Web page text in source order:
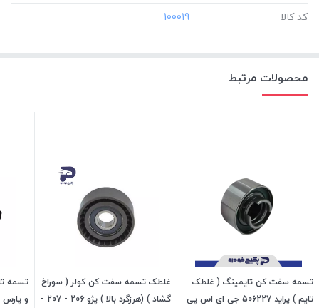
کد کالا
‎100019
محصولات مرتبط
تسمه سفت کن تایمینگ ( غلطک
تایم ) پراید 506227 جی ای اس پی
غلطک تسمه سفت کن کولر ( سوراخ
گشاد ) (هرزگرد بالا ) پژو 206 - 207 -
و پارس 476240 جی ای اس پی